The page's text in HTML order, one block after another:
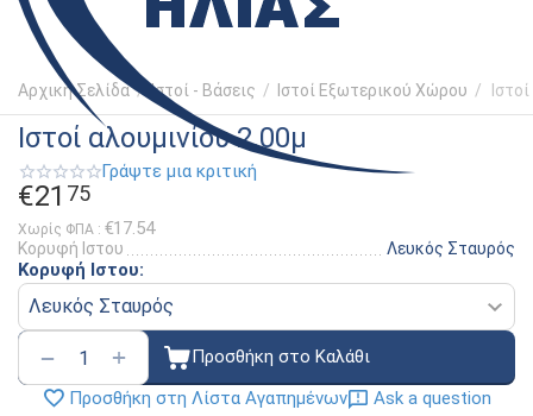
Αρχική Σελίδα / Ιστοί - Βάσεις / Ιστοί Εξωτερικού Χώρου /
Ιστοί αλουμινίου 2.00μ
Γράψτε μια κριτική
€21 75
Χωρίς ΦΠΑ : €17.54
Κορυφή Ιστου Λευκός Σταυρός
Κορυφή Ιστου:
+
−
Προσθήκη στο Καλάθι
Προσθήκη στη Λίστα Αγαπημένων
Ask a question